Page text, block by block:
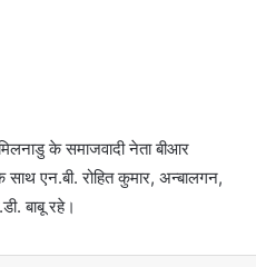
के समाजवादी नेता बीआर
एन.बी. रोहित कुमार, अन्बालगन,
बाबू रहे।